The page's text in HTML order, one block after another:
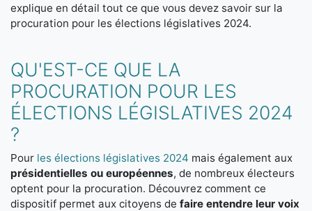
explique en détail tout ce que vous devez savoir sur la
procuration pour les élections législatives 2024.
QU'EST-CE QUE LA
PROCURATION POUR LES
ÉLECTIONS LÉGISLATIVES 2024
?
Pour les élections législatives 2024 mais également aux
présidentielles ou européennes, de nombreux électeurs
optent pour la procuration. Découvrez comment ce
dispositif permet aux citoyens de faire entendre leur voix